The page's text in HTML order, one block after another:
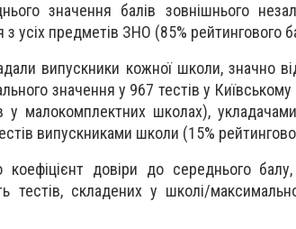
значення балів зовнішнього
усіх предметів ЗНО (85% рейтингового
випускники кожної школи, значно
значення у 967 тестів у Київському
у малокомплектних школах),
випускниками школи (15%
коефіцієнт довіри до середнього
тестів, складених у школі/